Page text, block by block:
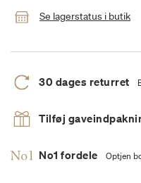
Se lagerstatus i butik
30 dages returret
Tilføj
No1 fordele Optjen